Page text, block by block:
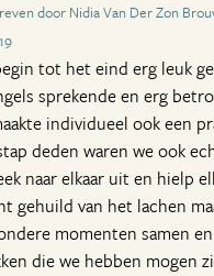
door Nidia Van Der Zon
tot het eind erg leuk
sprekende en erg
individueel ook een
deden waren we ook
naar elkaar uit en hielp
gehuild van het lachen
momenten samen
die we hebben mogen